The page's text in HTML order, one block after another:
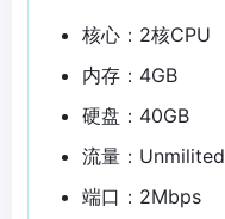
核心：2核CPU
内存：4GB
硬盘：40GB
流量：Unmilited
端口：2Mbps